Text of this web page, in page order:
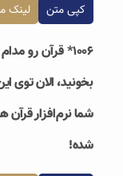
کپی متن لینک
۱۰۰۶* قرآن رو
بخونید، الان توی
شما نرم‌افزار قرآن
شده!